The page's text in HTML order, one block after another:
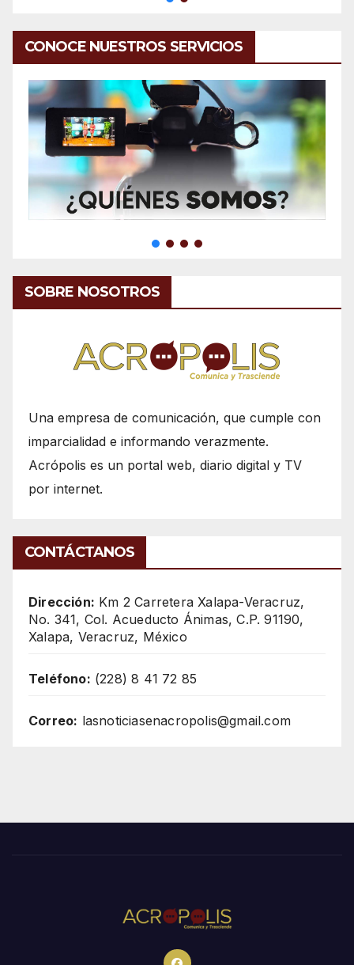
CONOCE NUESTROS SERVICIOS
SOBRE NOSOTROS
Una empresa de comunicación, que cumple con
imparcialidad e informando verazmente.
Acrópolis es un portal web, diario digital y TV
por internet.
CONTÁCTANOS
Dirección: Km 2 Carretera Xalapa-Veracruz,
No. 341, Col. Acueducto Ánimas, C.P. 91190,
Xalapa, Veracruz, México
Teléfono: (228) 8 41 72 85
Correo: lasnoticiasenacropolis@gmail.com